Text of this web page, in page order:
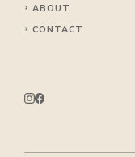
ABOUT
CONTACT